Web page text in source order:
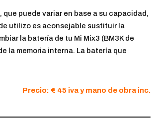
puede variar en base a su capacidad,
utilizo es aconsejable sustituir la
la batería de tu Mi Mix3 (BM3K de
la memoria interna. La batería que
Precio: € 45 iva y mano de obra inc.